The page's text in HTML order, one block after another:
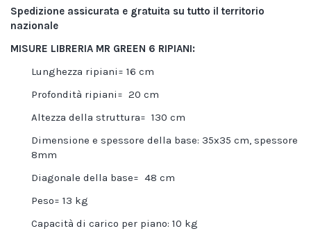
Spedizione assicurata e gratuita su tutto il territorio
nazionale
MISURE LIBRERIA MR GREEN 6 RIPIANI:
Lunghezza ripiani= 16 cm
Profondità ripiani= 20 cm
Altezza della struttura= 130 cm
Dimensione e spessore della base: 35x35 cm, spessore
8mm
Diagonale della base= 48 cm
Peso= 13 kg
Capacità di carico per piano: 10 kg